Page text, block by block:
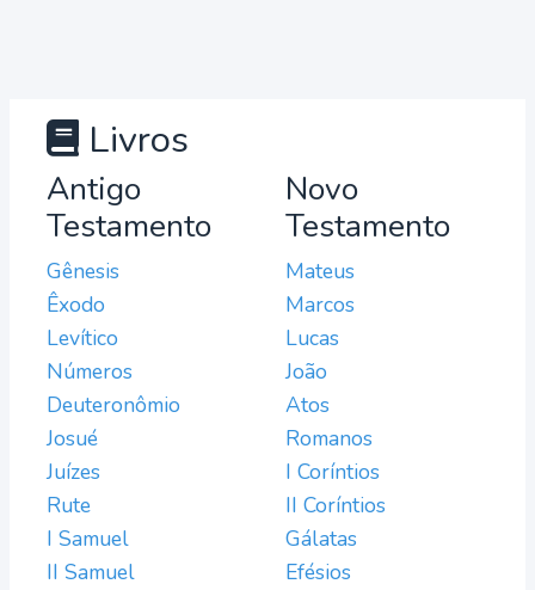
Livros
Antigo
Testamento
Gênesis
Êxodo
Levítico
Números
Deuteronômio
Josué
Juízes
Rute
I Samuel
II Samuel
Novo
Testamento
Mateus
Marcos
Lucas
João
Atos
Romanos
I Coríntios
II Coríntios
Gálatas
Efésios